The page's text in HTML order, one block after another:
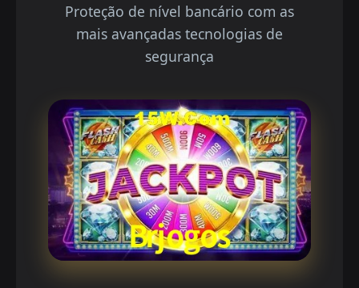
Proteção de nível bancário com as
mais avançadas tecnologias de
segurança